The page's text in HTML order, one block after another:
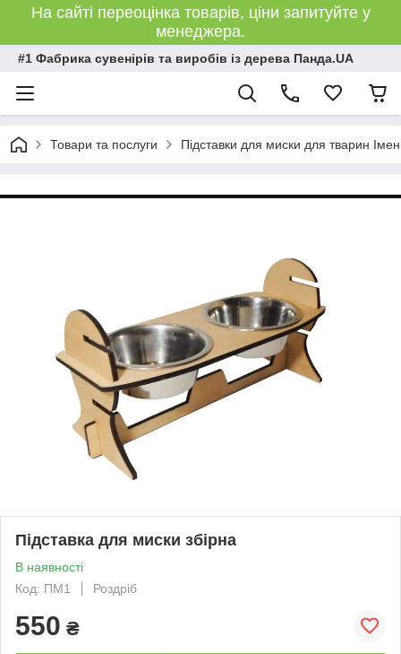
На сайті переоцінка товарів, ціни запитуйте у
менеджера.
#1 Фабрика сувенірів та виробів із дерева Панда.UA
Товари та послуги Підставки для миски для тварин
Підставка для миски збірна
В наявності
Код: ПМ1
Роздріб
550 ₴